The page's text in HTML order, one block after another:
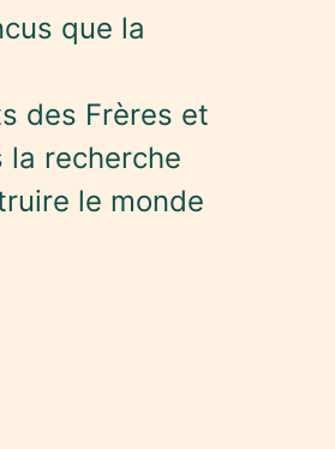
que la
des Frères et
la recherche
le monde